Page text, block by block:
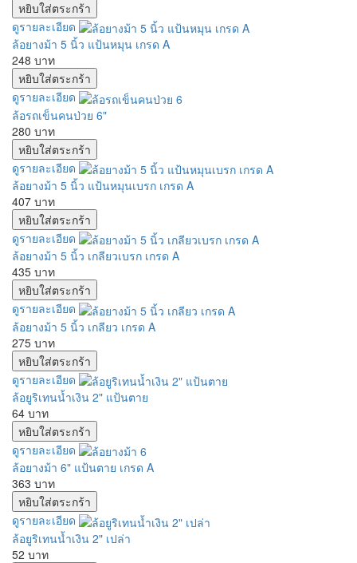
ดูรายละเอียด
ล้อยางม้า 5 นิ้ว แป้นหมุน เกรด A
248 บาท
ดูรายละเอียด
ล้อรถเข็นคนป่วย 6"
280 บาท
ดูรายละเอียด
ล้อยางม้า 5 นิ้ว แป้นหมุนเบรก เกรด A
407 บาท
ดูรายละเอียด
ล้อยางม้า 5 นิ้ว เกลียวเบรก เกรด A
435 บาท
ดูรายละเอียด
ล้อยางม้า 5 นิ้ว เกลียว เกรด A
275 บาท
ดูรายละเอียด
ล้อยูริเทนน้ำเงิน 2" แป้นตาย
64 บาท
ดูรายละเอียด
ล้อยางม้า 6" แป้นตาย เกรด A
363 บาท
ดูรายละเอียด
ล้อยูริเทนน้ำเงิน 2" เปล่า
52 บาท